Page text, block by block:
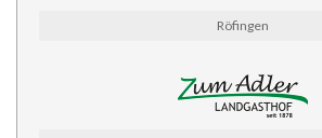
Röfingen